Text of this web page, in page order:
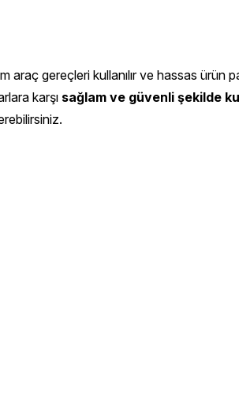
araç gereçleri kullanılır ve hassas ürün
karşı sağlam ve güvenli şekilde